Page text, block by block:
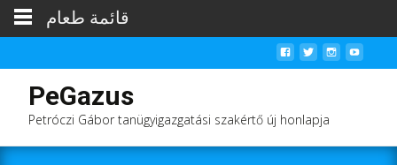
PeGazus
Petróczi Gábor tanügyigazgatási szakértő új honlapja
قائمة طعام